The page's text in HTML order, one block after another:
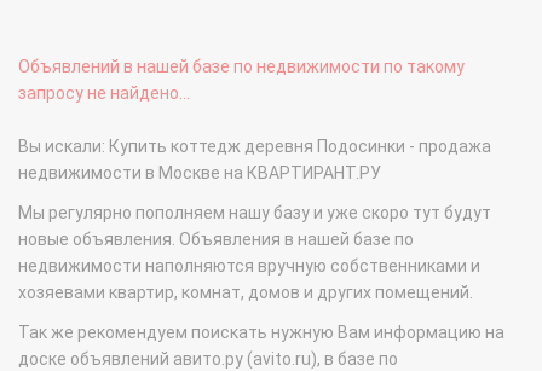
Объявлений в нашей базе по недвижимости по такому
запросу не найдено...
Вы искали: Купить коттедж деревня Подосинки - продажа
недвижимости в Москве на КВАРТИРАНТ.РУ
Мы регулярно пополняем нашу базу и уже скоро тут будут
новые объявления. Объявления в нашей базе по
недвижимости наполняются вручную собственниками и
хозяевами квартир, комнат, домов и других помещений.
Так же рекомендуем поискать нужную Вам информацию на
доске объявлений авито.ру (avito.ru), в базе по